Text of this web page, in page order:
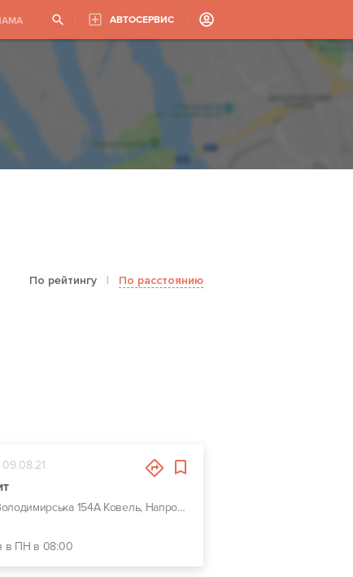
АВТОСЕРВИС
По рейтингу | По расстоянию
09.08.21
г. Луцк, Володимирська 154А Ковель, Напротив Сервисный центр МВД 0742
в ПН в 08:00